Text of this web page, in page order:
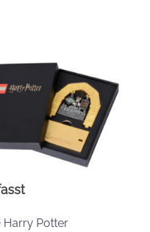
Harry Potter